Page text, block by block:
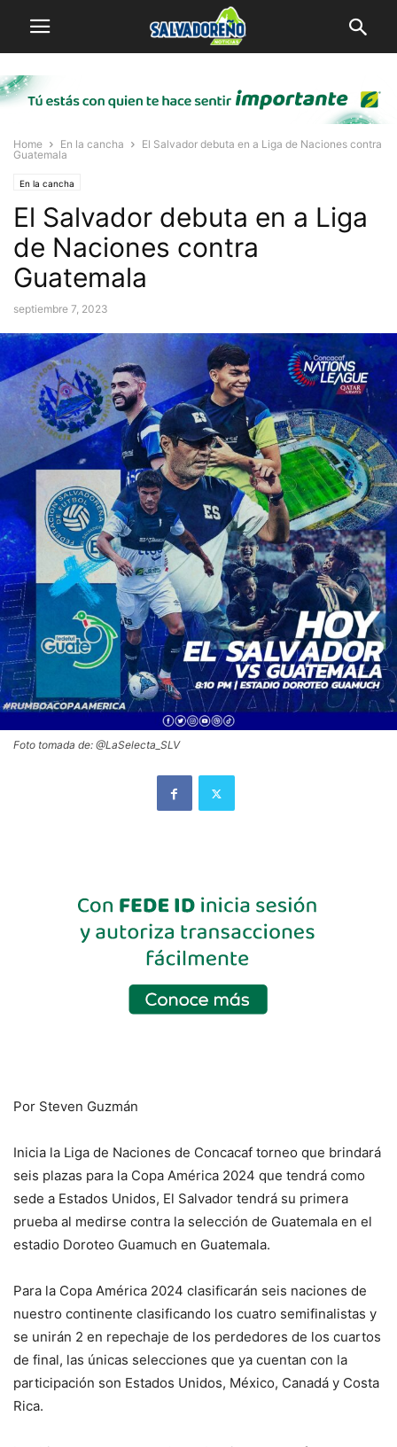
Home En la cancha
El Salvador debuta en a Liga de Naciones contra
Guatemala
En la cancha
El Salvador debuta en a Liga
de Naciones contra
Guatemala
septiembre 7, 2023
Foto tomada de: @LaSelecta_SLV
Por Steven Guzmán
Inicia la Liga de Naciones de Concacaf torneo que brindará
seis plazas para la Copa América 2024 que tendrá como
sede a Estados Unidos, El Salvador tendrá su primera
prueba al medirse contra la selección de Guatemala en el
estadio Doroteo Guamuch en Guatemala.
Para la Copa América 2024 clasificarán seis naciones de
nuestro continente clasificando los cuatro semifinalistas y
se unirán 2 en repechaje de los perdedores de los cuartos
de final, las únicas selecciones que ya cuentan con la
participación son Estados Unidos, México, Canadá y Costa
Rica.